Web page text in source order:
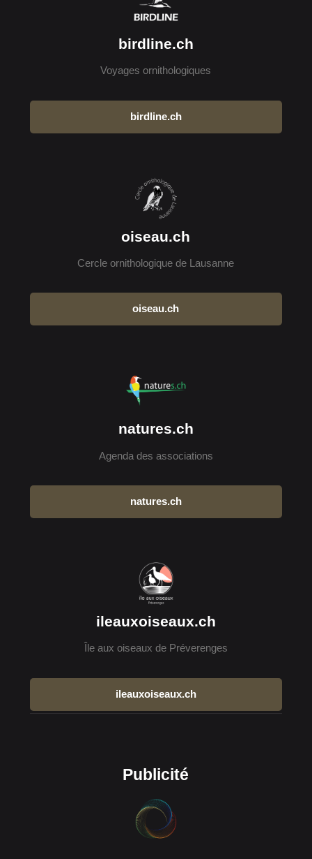
birdline.ch
Voyages ornithologiques
birdline.ch
oiseau.ch
Cercle ornithologique de Lausanne
oiseau.ch
natures.ch
Agenda des associations
natures.ch
ileauxoiseaux.ch
Île aux oiseaux de Préverenges
ileauxoiseaux.ch
Publicité